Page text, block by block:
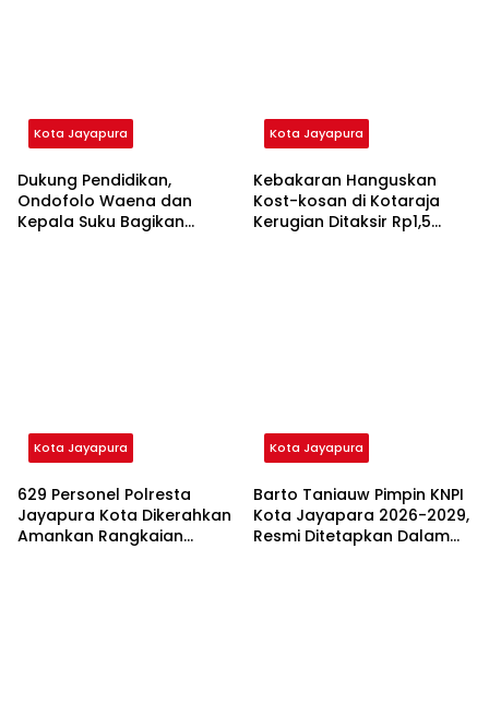
Kota Jayapura
Dukung Pendidikan,
Ondofolo Waena dan
Kepala Suku Bagikan
Kota Jayapura
Kebakaran Hanguskan
Kost-kosan di Kotaraja
Kerugian Ditaksir Rp1,5
Kota Jayapura
629 Personel Polresta
Jayapura Kota Dikerahkan
Amankan Rangkaian
Kota Jayapura
Barto Taniauw Pimpin KNPI
Kota Jayapara 2026-2029,
Resmi Ditetapkan Dalam